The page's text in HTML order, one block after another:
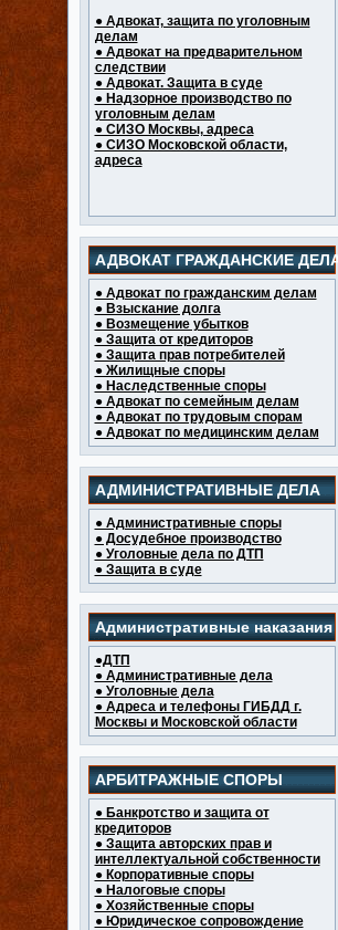
● Адвокат, защита по уголовным
делам
● Адвокат на предварительном
следствии
● Адвокат. Защита в суде
● Надзорное производство по
уголовным делам
● СИЗО Москвы, адреса
● СИЗО Московской области,
адреса
АДВОКАТ ГРАЖДАНСКИЕ
● Адвокат по гражданским делам
● Взыскание долга
● Возмещение убытков
● Защита от кредиторов
● Защита прав потребителей
● Жилищные споры
● Наследственные споры
● Адвокат по семейным делам
● Адвокат по трудовым спорам
● Адвокат по медицинским делам
АДМИНИСТРАТИВНЫЕ ДЕЛА
● Административные споры
● Досудебное производство
● Уголовные дела по ДТП
● Защита в суде
Административные наказания
●ДТП
● Административные дела
● Уголовные дела
● Адреса и телефоны ГИБДД г.
Москвы и Московской области
АРБИТРАЖНЫЕ СПОРЫ
● Банкротство и защита от
кредиторов
● Защита авторских прав и
интеллектуальной собственности
● Корпоративные споры
● Налоговые споры
● Хозяйственные споры
● Юридическое сопровождение